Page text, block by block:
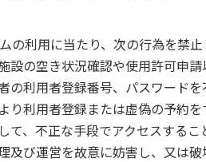
利用に当たり、次の行為を禁止
設の空き状況確認や使用許可申請
の利用者登録番号、パスワードを
り利用者登録または虚偽の予約を
て、不正な手段でアクセスするこ
及び運営を故意に妨害し、又は破